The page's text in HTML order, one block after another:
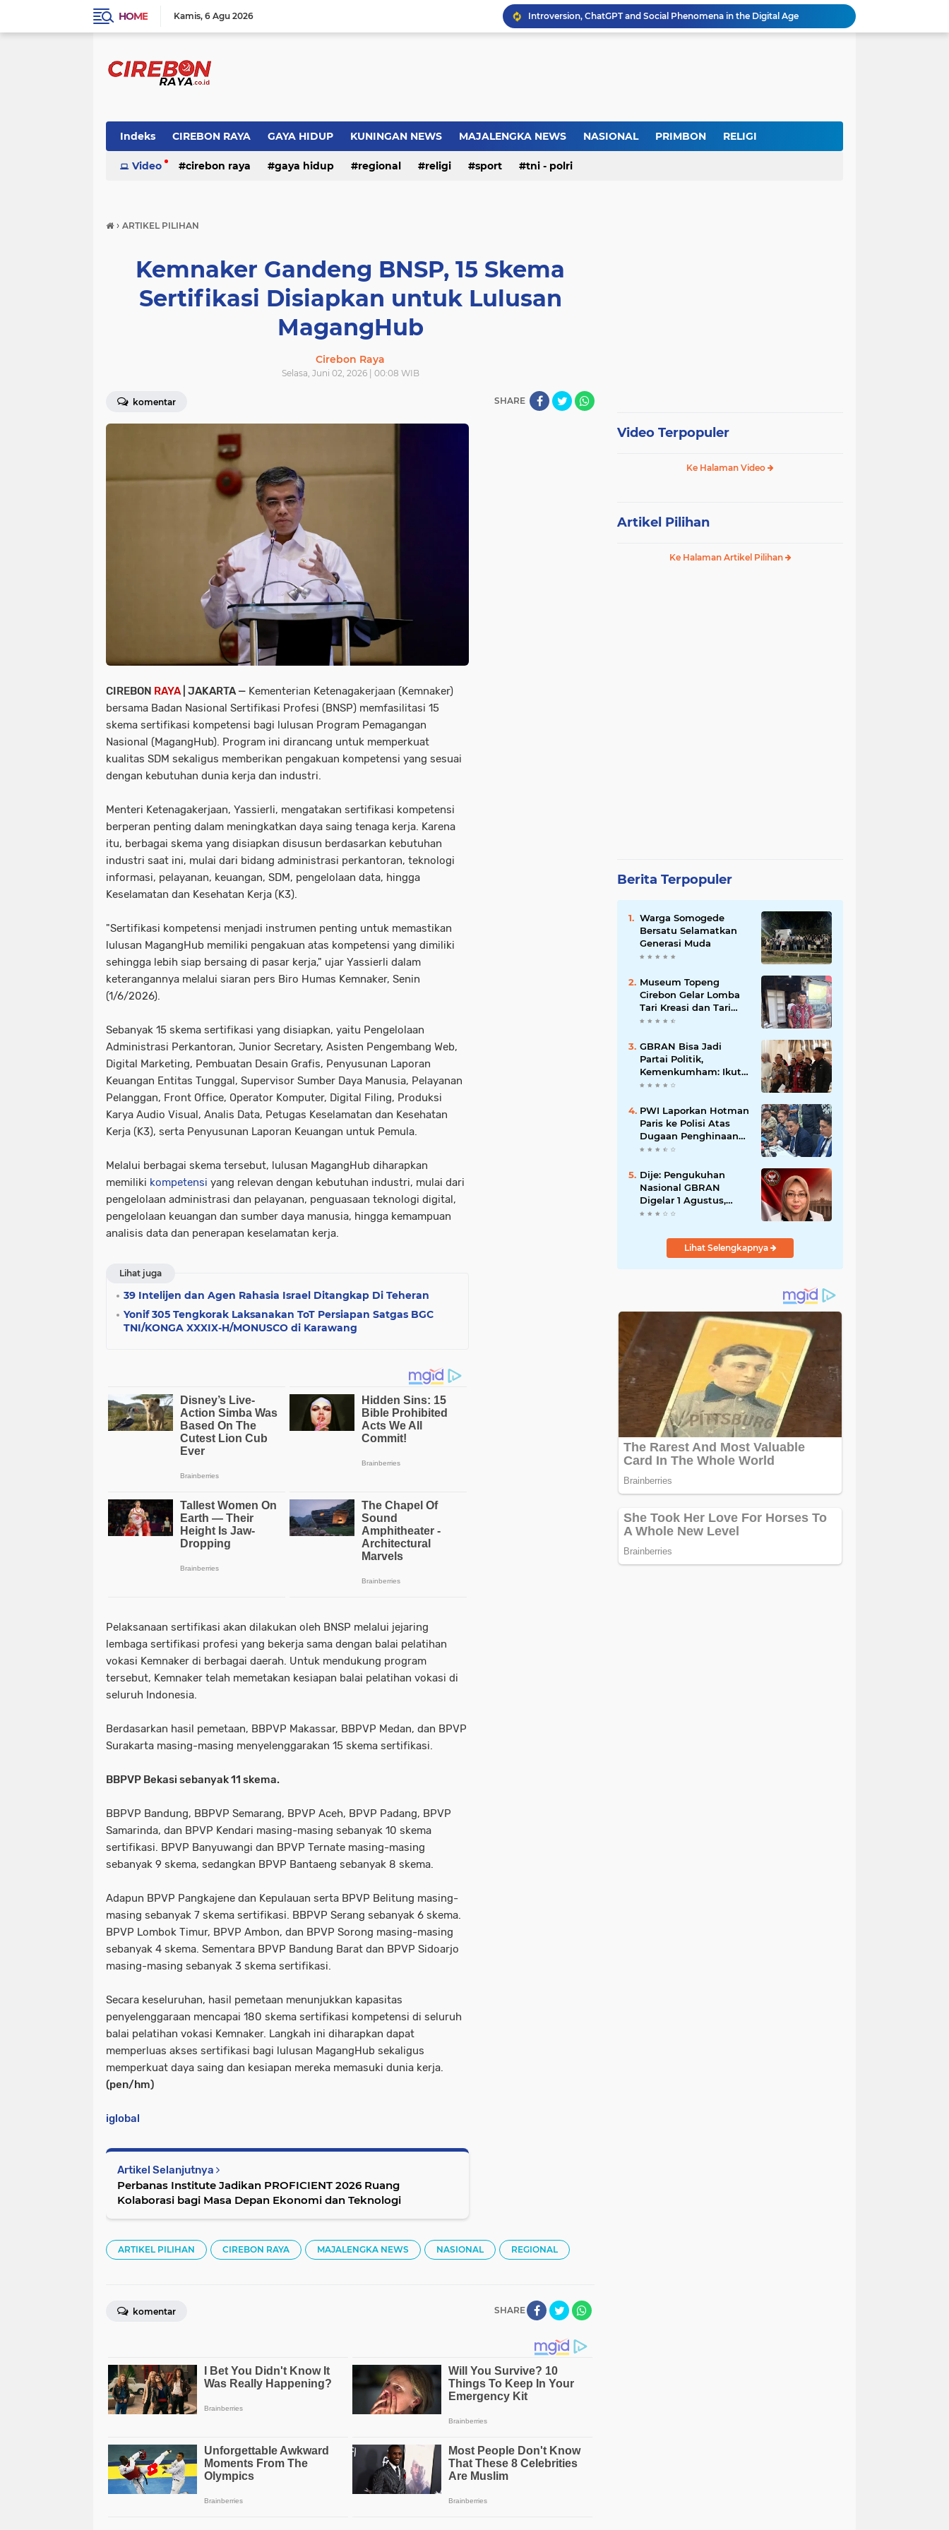
HOME Kamis 6 Agu 2026
Introversion, ChatGPT and Social Phenomena in the Digital Age
Pemkot Jakarta Timur Perkuat Koordinasi Cegah Tawuran Susulan
Museum Topeng Cirebon Gelar Lomba Tari Kreasi dan Tari Topeng, Perebutkan Piala Wali Kota
Indeks CIREBON RAYA GAYA HIDUP KUNINGAN NEWS MAJALENGKA NEWS NASIONAL PRIMBON RELIGI
Video cirebon raya gaya hidup regional religi sport tni - polri
› ARTIKEL PILIHAN
Kemnaker Gandeng BNSP, 15 Skema
Sertifikasi Disiapkan untuk Lulusan
MagangHub
Cirebon Raya
Selasa, Juni 02, 2026 | 00:08 WIB
komentar SHARE
CIREBON RAYA| JAKARTA — Kementerian Ketenagakerjaan (Kemnaker)
bersama Badan Nasional Sertifikasi Profesi (BNSP) memfasilitasi 15
skema sertifikasi kompetensi bagi lulusan Program Pemagangan
Nasional (MagangHub). Program ini dirancang untuk memperkuat
kualitas SDM sekaligus memberikan pengakuan kompetensi yang sesuai
dengan kebutuhan dunia kerja dan industri.
Menteri Ketenagakerjaan, Yassierli, mengatakan sertifikasi kompetensi
berperan penting dalam meningkatkan daya saing tenaga kerja. Karena
itu, berbagai skema yang disiapkan disusun berdasarkan kebutuhan
industri saat ini, mulai dari bidang administrasi perkantoran, teknologi
informasi, pelayanan, keuangan, SDM, pengelolaan data, hingga
Keselamatan dan Kesehatan Kerja (K3).
"Sertifikasi kompetensi menjadi instrumen penting untuk memastikan
lulusan MagangHub memiliki pengakuan atas kompetensi yang dimiliki
sehingga lebih siap bersaing di pasar kerja," ujar Yassierli dalam
keterangannya melalui siaran pers Biro Humas Kemnaker, Senin
(1/6/2026).
Sebanyak 15 skema sertifikasi yang disiapkan, yaitu Pengelolaan
Administrasi Perkantoran, Junior Secretary, Asisten Pengembang Web,
Digital Marketing, Pembuatan Desain Grafis, Penyusunan Laporan
Keuangan Entitas Tunggal, Supervisor Sumber Daya Manusia, Pelayanan
Pelanggan, Front Office, Operator Komputer, Digital Filing, Produksi
Karya Audio Visual, Analis Data, Petugas Keselamatan dan Kesehatan
Kerja (K3), serta Penyusunan Laporan Keuangan untuk Pemula.
Melalui berbagai skema tersebut, lulusan MagangHub diharapkan
memiliki kompetensi yang relevan dengan kebutuhan industri, mulai dari
pengelolaan administrasi dan pelayanan, penguasaan teknologi digital,
pengelolaan keuangan dan sumber daya manusia, hingga kemampuan
analisis data dan penerapan keselamatan kerja.
Lihat juga
39 Intelijen dan Agen Rahasia Israel Ditangkap Di Teheran
Yonif 305 Tengkorak Laksanakan ToT Persiapan Satgas BGC
TNI/KONGA XXXIX-H/MONUSCO di Karawang
Pelaksanaan sertifikasi akan dilakukan oleh BNSP melalui jejaring
lembaga sertifikasi profesi yang bekerja sama dengan balai pelatihan
vokasi Kemnaker di berbagai daerah. Untuk mendukung program
tersebut, Kemnaker telah memetakan kesiapan balai pelatihan vokasi di
seluruh Indonesia.
Berdasarkan hasil pemetaan, BBPVP Makassar, BBPVP Medan, dan BPVP
Surakarta masing-masing menyelenggarakan 15 skema sertifikasi.
BBPVP Bekasi sebanyak 11 skema.
BBPVP Bandung, BBPVP Semarang, BPVP Aceh, BPVP Padang, BPVP
Samarinda, dan BPVP Kendari masing-masing sebanyak 10 skema
sertifikasi. BPVP Banyuwangi dan BPVP Ternate masing-masing
sebanyak 9 skema, sedangkan BPVP Bantaeng sebanyak 8 skema.
Adapun BPVP Pangkajene dan Kepulauan serta BPVP Belitung masing-
masing sebanyak 7 skema sertifikasi. BBPVP Serang sebanyak 6 skema.
BPVP Lombok Timur, BPVP Ambon, dan BPVP Sorong masing-masing
sebanyak 4 skema. Sementara BPVP Bandung Barat dan BPVP Sidoarjo
masing-masing sebanyak 3 skema sertifikasi.
Secara keseluruhan, hasil pemetaan menunjukkan kapasitas
penyelenggaraan mencapai 180 skema sertifikasi kompetensi di seluruh
balai pelatihan vokasi Kemnaker. Langkah ini diharapkan dapat
memperluas akses sertifikasi bagi lulusan MagangHub sekaligus
memperkuat daya saing dan kesiapan mereka memasuki dunia kerja.
(pen/hm)
iglobal
Artikel Selanjutnya
Perbanas Institute Jadikan PROFICIENT 2026 Ruang
Kolaborasi bagi Masa Depan Ekonomi dan Teknologi
ARTIKEL PILIHAN CIREBON RAYA MAJALENGKA NEWS NASIONAL REGIONAL
SHARE
komentar
Video Terpopuler
Ke Halaman Video
Artikel Pilihan
Ke Halaman Artikel Pilihan
Berita Terpopuler
Warga Somogede
Bersatu Selamatkan
Generasi Muda
Museum Topeng
Cirebon Gelar Lomba
Tari Kreasi dan Tari
Topeng, Perebutkan
GBRAN Bisa Jadi
Partai Politik,
Kemenkumham: Ikuti
Mekanisme Undang-
PWI Laporkan Hotman
Paris ke Polisi Atas
Dugaan Penghinaan
Profesi Wartawan
Dije: Pengukuhan
Nasional GBRAN
Digelar 1 Agustus,
Diikuti 38 DPD dan
Lihat Selengkapnya